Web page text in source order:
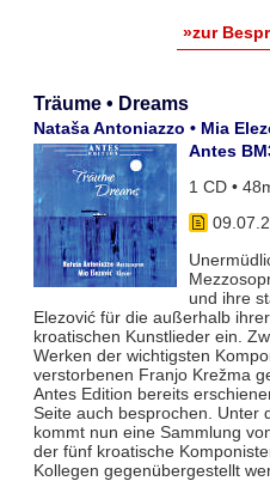
»zur
Träume • Dreams
Nataša Antoniazzo • Mia
Antes
1 CD •
und ihre
Elezović für die außerhalb
kroatischen Kunstlieder ein.
Werken der wichtigsten
verstorbenen Franjo Krežma
Antes Edition bereits
Seite auch besprochen. Unter
kommt nun eine Sammlung
der fünf kroatische
Kollegen gegenübergestellt